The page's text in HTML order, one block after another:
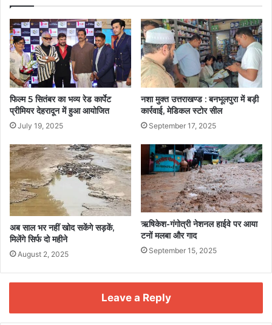
फिल्म 5 सितंबर का भव्य रेड कार्पेट
प्रीमियर देहरादून में हुआ आयोजित
July 19, 2025
नशा मुक्त उत्तराखण्ड : बनभूलपुरा में बड़ी
कार्रवाई, मेडिकल स्टोर सील
September 17, 2025
अब साल भर नहीं खोद सकेंगे सड़कें,
मिलेंगे सिर्फ दो महीने
August 2, 2025
ऋषिकेश-गंगोत्री नेशनल हाईवे पर आया
टनों मलबा और गाद
September 15, 2025
Leave a Reply